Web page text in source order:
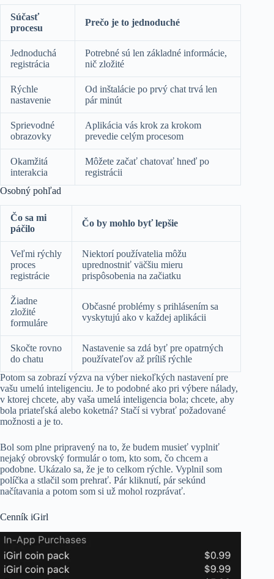
Súčasť
procesu
Prečo je to jednoduché
Jednoduchá
registrácia
Potrebné sú len základné informácie,
nič zložité
Rýchle
nastavenie
Od inštalácie po prvý chat trvá len
pár minút
Sprievodné
obrazovky
Aplikácia vás krok za krokom
prevedie celým procesom
Okamžitá
interakcia
Môžete začať chatovať hneď po
registrácii
Osobný pohľad
Čo sa mi
páčilo
Čo by mohlo byť lepšie
Veľmi rýchly
proces
registrácie
Niektorí používatelia môžu
uprednostniť väčšiu mieru
prispôsobenia na začiatku
Žiadne
zložité
formuláre
Občasné problémy s prihlásením sa
vyskytujú ako v každej aplikácii
Skočte rovno
do chatu
Nastavenie sa zdá byť pre opatrných
používateľov až príliš rýchle
Potom sa zobrazí výzva na výber niekoľkých nastavení pre
vašu umelú inteligenciu. Je to podobné ako pri výbere nálady,
v ktorej chcete, aby vaša umelá inteligencia bola; chcete, aby
bola priateľská alebo koketná? Stačí si vybrať požadované
možnosti a je to.
Bol som plne pripravený na to, že budem musieť vyplniť
nejaký obrovský formulár o tom, kto som, čo chcem a
podobne. Ukázalo sa, že je to celkom rýchle. Vyplnil som
políčka a stlačil som prehrať. Pár kliknutí, pár sekúnd
načítavania a potom som si už mohol rozprávať.
Cenník iGirl